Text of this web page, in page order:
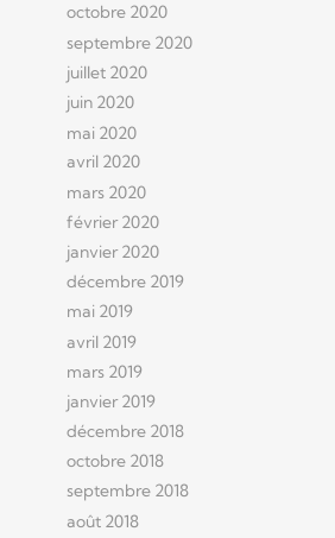
octobre 2020
septembre 2020
juillet 2020
juin 2020
mai 2020
avril 2020
mars 2020
février 2020
janvier 2020
décembre 2019
mai 2019
avril 2019
mars 2019
janvier 2019
décembre 2018
octobre 2018
septembre 2018
août 2018